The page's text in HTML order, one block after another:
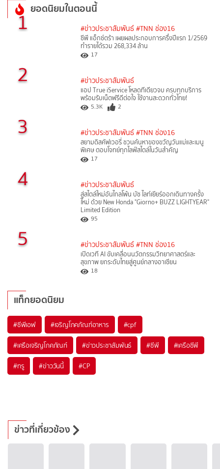
ยอดนิยมในตอนนี้
1 #ข่าวประชาสัมพันธ์ #TNN ช่อง16
ซีพี แอ็กซ์ตร้า เผยผลประกอบการครึ่งปีแรก 1/2569
ทำรายได้รวม 268,334 ล้าน
17
2 #ข่าวประชาสัมพันธ์
แอป True iService โหลดทีเดียวจบ ครบทุกบริการ
พร้อมรับเน็ตฟรีดีต่อใจ ใช้งานสะดวกทั่วไทย!
5.3K 2
3 #ข่าวประชาสัมพันธ์ #TNN ช่อง16
สยามดิสคัฟเวอรี่ ชวนค้นหาของขวัญวันแม่และเมนู
พิเศษ ตอบโจทย์ทุกไลฟ์สไตล์ในวันสำคัญ
17
4 #ข่าวประชาสัมพันธ์
สู่สไตล์ใหม่อันไกลโพ้น บัซ ไลท์เยียร์ออกเดินทางครั้ง
ใหม่ ด้วย New Honda "Giorno+ BUZZ LIGHTYEAR"
Limited Edition
95
5 #ข่าวประชาสัมพันธ์ #TNN ช่อง16
เปิดเวที AI ขับเคลื่อนนวัตกรรมวิทยาศาสตร์และ
สุขภาพ ยกระดับไทยสู่ศูนย์กลางอาเซียน
18
แท็กยอดนิยม
#ซีพีเอฟ #เจริญโภคภัณฑ์อาหาร #cpf
#เครือเจริญโภคภัณฑ์ #ข่าวประชาสัมพันธ์ #ซีพี #เครือซีพี
#ทรู #ข่าววันนี้ #CP
ข่าวที่เกี่ยวข้อง